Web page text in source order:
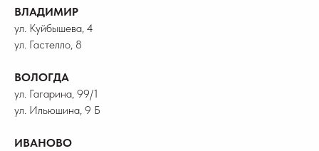
ВЛАДИМИР
ул. Куйбышева, 4
ул. Гастелло, 8
ВОЛОГДА
ул. Гагарина, 99/1
ул. Ильюшина, 9 Б
ИВАНОВО